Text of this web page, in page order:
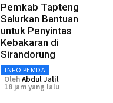
Pemkab Tapteng
Salurkan Bantuan
untuk Penyintas
Kebakaran di
Sirandorung
INFO PEMDA
OlehAbdul Jalil
18 jam yang lalu